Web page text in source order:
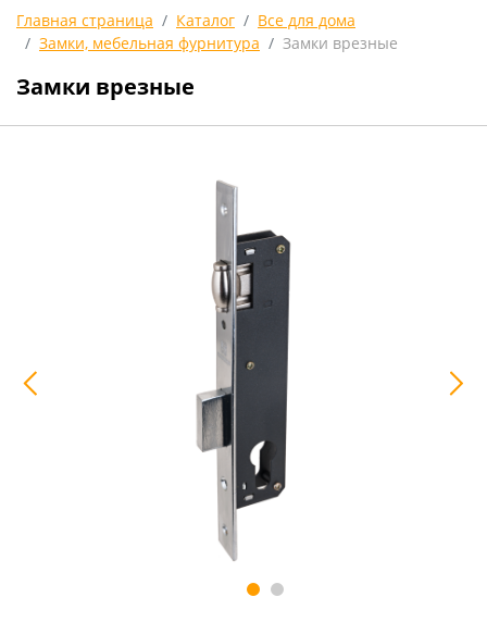
Главная страница Каталог
Все для дома
Замки, мебельная фурнитура
Замки врезные
Замки врезные